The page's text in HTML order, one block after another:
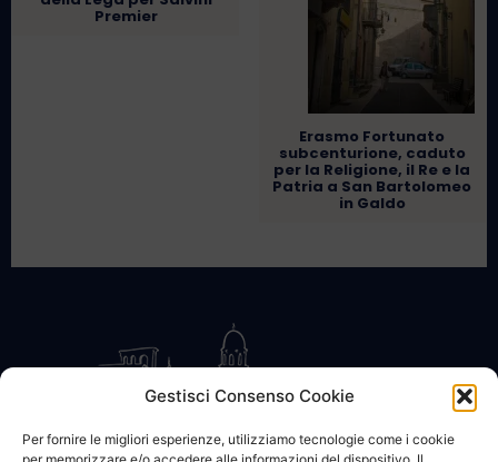
Gestisci Consenso Cookie
Per fornire le migliori esperienze, utilizziamo tecnologie come i cookie
Premier
Erasmo Fortunato
subcenturione, caduto
per la Religione, il Re e la
Patria a San Bartolomeo
in Galdo